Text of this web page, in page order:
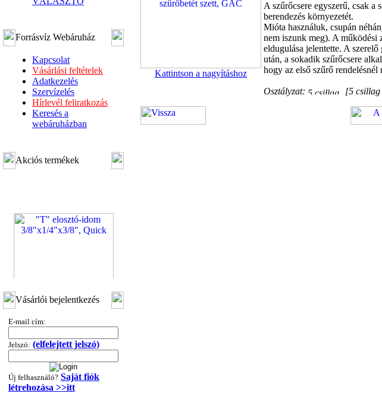
Forrásvíz Webáruház
Kapcsolat
Vásárlási feltételek
Adatkezelés
Szervízelés
Hírlevél feliratkozás
Keresés a
webáruházban
Akciós termékek
3/8"x1/4"x3/8", Quick
---------
Vásárlói bejelentkezés
E-mail cím:
Jelszó: (elfelejtett jelszó)
Új felhasználó? Saját fiók
létrehozása >>itt
Kattintson a nagyításhoz
A szűrőcsere egyszerű, csak
berendezés környezetét.
Mióta használuk, csupán
nem iszunk meg). A működési
eldugulása jelentette. A
után, a sokadik szűrőcsere
hogy az első szűrő
Osztályzat: [5